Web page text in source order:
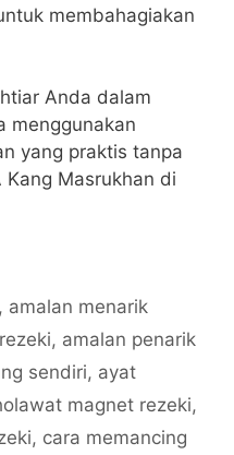
membahagiakan
Anda dalam
menggunakan
yang praktis tanpa
Kang Masrukhan di
, amalan menarik
, amalan penarik
sendiri, ayat
magnet rezeki,
, cara memancing